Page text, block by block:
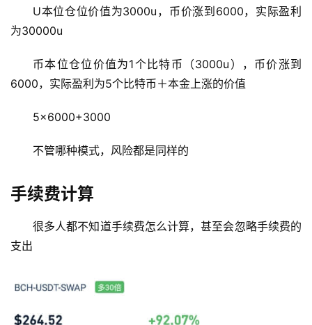
U本位仓位价值为3000u，币价涨到6000，实际盈利
为30000u
币本位仓位价值为1个比特币（3000u），币价涨到
6000，实际盈利为5个比特币＋本金上涨的价值
5×6000+3000
不管哪种模式，风险都是同样的
手续费计算
很多人都不知道手续费怎么计算，甚至会忽略手续费的
支出